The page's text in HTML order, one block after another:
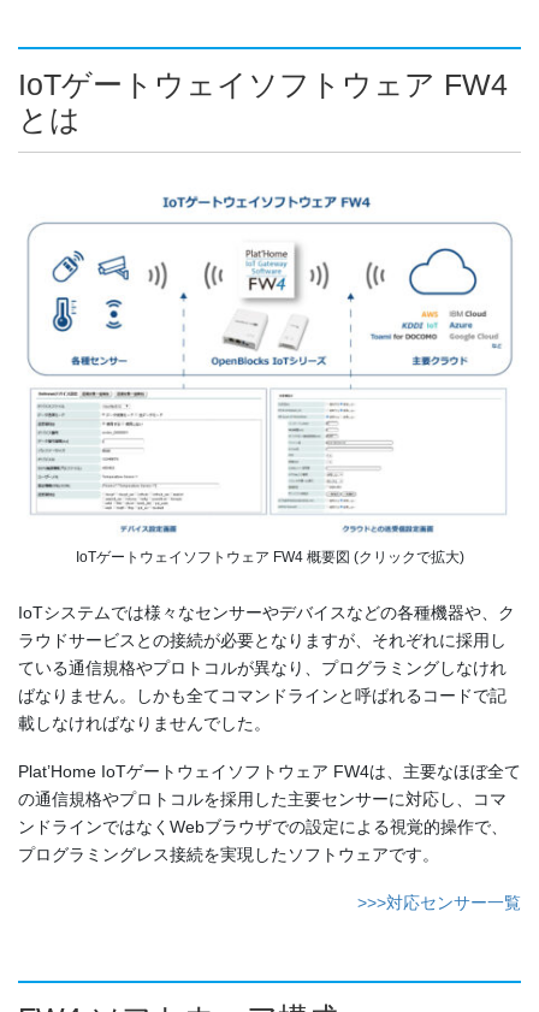
IoTゲートウェイソフトウェア FW4
とは
IoTゲートウェイソフトウェア FW4 概要図 (クリックで拡大)
IoTシステムでは様々なセンサーやデバイスなどの各種機器や、ク
ラウドサービスとの接続が必要となりますが、それぞれに採用し
ている通信規格やプロトコルが異なり、プログラミングしなけれ
ばなりません。しかも全てコマンドラインと呼ばれるコードで記
載しなければなりませんでした。
Plat’Home IoTゲートウェイソフトウェア FW4は、主要なほぼ全て
の通信規格やプロトコルを採用した主要センサーに対応し、コマ
ンドラインではなくWebブラウザでの設定による視覚的操作で、
プログラミングレス接続を実現したソフトウェアです。
>>>対応センサー一覧